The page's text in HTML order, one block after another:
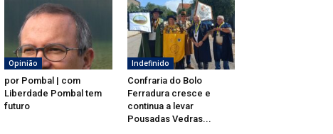
Opinião
por Pombal | com
Liberdade Pombal tem
futuro
Indefinido
Confraria do Bolo
Ferradura cresce e
continua a levar
Pousadas Vedras...